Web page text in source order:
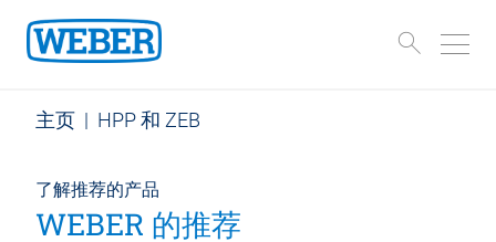
主页 | HPP 和 ZEB
了解推荐的产品
WEBER 的推荐